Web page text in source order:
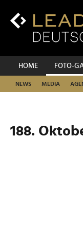
Inhalt
Hauptnavigation
HOME FOTO-
NEWS MEDIA
188.